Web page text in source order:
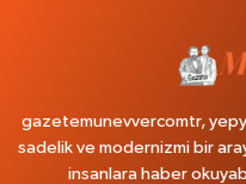
gazetemunevvercomtr,
sadelik ve modernizmi bir
insanlara haber